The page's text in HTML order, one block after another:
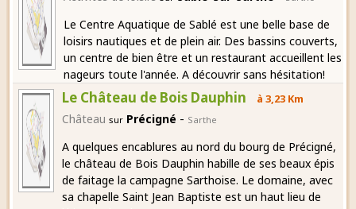
Le Centre Aquatique de Sablé est une belle base de
loisirs nautiques et de plein air. Des bassins couverts,
un centre de bien être et un restaurant accueillent les
nageurs toute l'année. A découvrir sans hésitation!
Le Château de Bois Dauphin à 3,23 Km
Château sur Précigné - Sarthe
A quelques encablures au nord du bourg de Précigné,
le château de Bois Dauphin habille de ses beaux épis
de faitage la campagne Sarthoise. Le domaine, avec
sa chapelle Saint Jean Baptiste est un haut lieu de